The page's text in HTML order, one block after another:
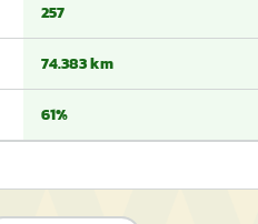
257
74.383 km
61%